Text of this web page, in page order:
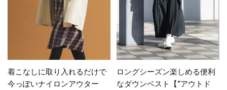
着こなしに取り入れるだけで
今っぽいナイロンアウター
ロングシーズン楽しめる便利
なダウンベスト【“アウトド